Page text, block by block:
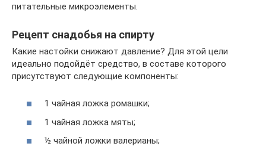
питательные микроэлементы.
Рецепт снадобья на спирту
Какие настойки снижают давление? Для этой цели
идеально подойдёт средство, в составе которого
присутствуют следующие компоненты:
1 чайная ложка ромашки;
1 чайная ложка мяты;
½ чайной ложки валерианы;